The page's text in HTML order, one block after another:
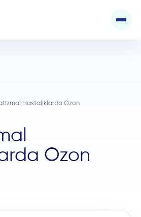
Hastalıklarda Ozon
Ozon